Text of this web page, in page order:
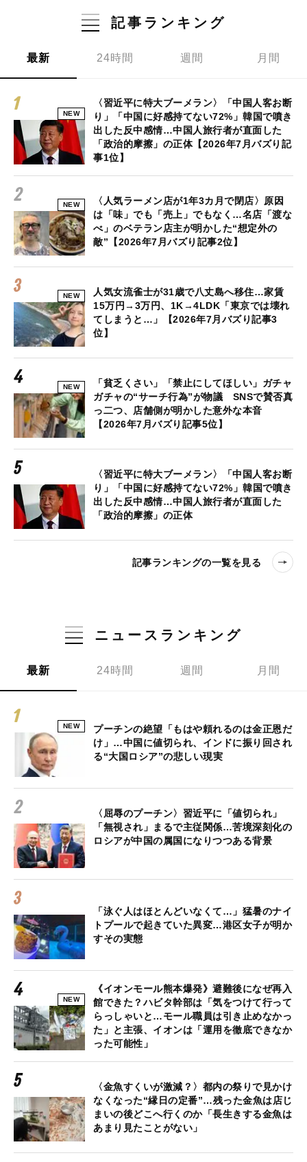
記事ランキング
最新 24時間 週間 月間
NEW
〈習近平に特大ブーメラン〉「中国人客お断
り」「中国に好感持てない72%」韓国で噴き
出した反中感情…中国人旅行者が直面した
「政治的摩擦」の正体【2026年7月バズり記
事1位】
NEW
〈人気ラーメン店が1年3カ月で閉店〉原因
は「味」でも「売上」でもなく…名店「渡な
べ」のベテラン店主が明かした“想定外の
敵”【2026年7月バズり記事2位】
NEW
人気女流雀士が31歳で八丈島へ移住…家賃
15万円→3万円、1K→4LDK「東京では壊れ
てしまうと…」【2026年7月バズり記事3
位】
NEW
「貧乏くさい」「禁止にしてほしい」ガチャ
ガチャの“サーチ行為”が物議 SNSで賛否真
っ二つ、店舗側が明かした意外な本音
【2026年7月バズり記事5位】
〈習近平に特大ブーメラン〉「中国人客お断
り」「中国に好感持てない72%」韓国で噴き
出した反中感情…中国人旅行者が直面した
「政治的摩擦」の正体
記事ランキングの一覧を見る
ニュースランキング
最新 24時間 週間 月間
NEW
プーチンの絶望「もはや頼れるのは金正恩だ
け」…中国に値切られ、インドに振り回され
る“大国ロシア”の悲しい現実
〈屈辱のプーチン〉習近平に「値切られ」
「無視され」まるで主従関係…苦境深刻化の
ロシアが中国の属国になりつつある背景
「泳ぐ人はほとんどいなくて…」猛暑のナイ
トプールで起きていた異変…港区女子が明か
すその実態
NEW
《イオンモール熊本爆発》避難後になぜ再入
館できた？ハビタ幹部は「気をつけて行って
らっしゃいと…モール職員は引き止めなかっ
た」と主張、イオンは「運用を徹底できなか
った可能性」
〈金魚すくいが激減？〉都内の祭りで見かけ
なくなった“縁日の定番”…残った金魚は店じ
まいの後どこへ行くのか「長生きする金魚は
あまり見たことがない」